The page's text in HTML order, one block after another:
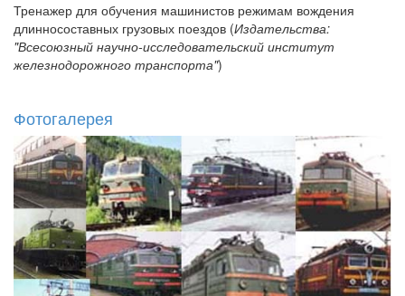
Тренажер для обучения машинистов режимам вождения
длинносоставных грузовых поездов (Издательства:
"Всесоюзный научно-исследовательский институт
железнодорожного транспорта")
Фотогалерея